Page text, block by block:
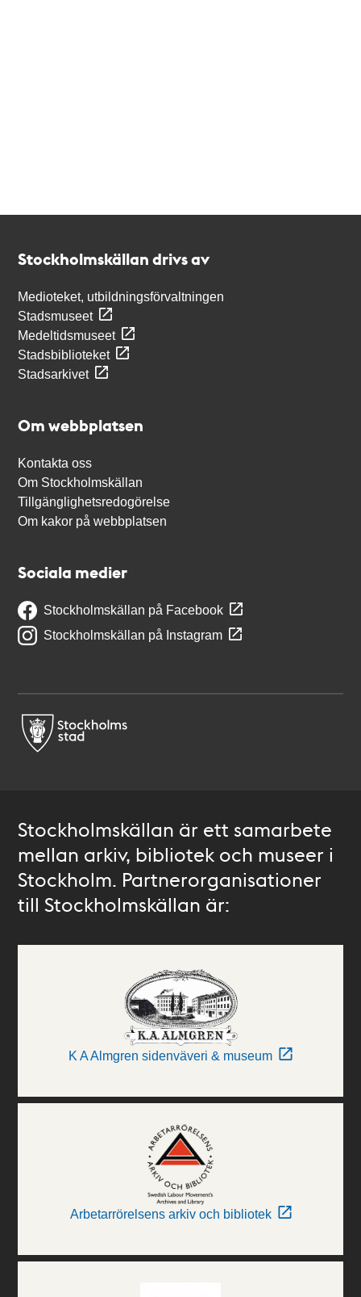
Stockholmskällan drivs av
Medioteket, utbildningsförvaltningen
Stadsmuseet
Medeltidsmuseet
Stadsbiblioteket
Stadsarkivet
Om webbplatsen
Kontakta oss
Om Stockholmskällan
Tillgänglighetsredogörelse
Om kakor på webbplatsen
Sociala medier
Stockholmskällan på Facebook
Stockholmskällan på Instagram
Stockholmskällan är ett samarbete
mellan arkiv, bibliotek och museer i
Stockholm. Partnerorganisationer
till Stockholmskällan är:
K A Almgren sidenväveri & museum
Arbetarrörelsens arkiv och bibliotek